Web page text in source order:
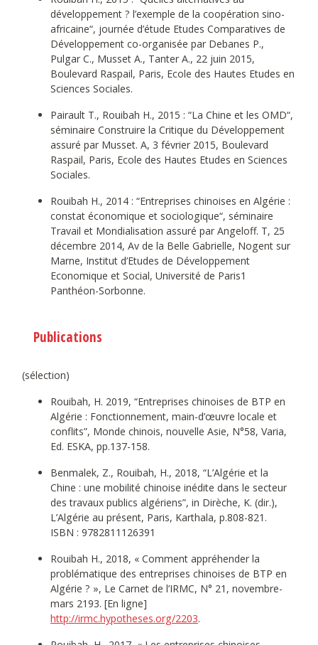
développement ? l’exemple de la coopération sino-
africaine“, journée d’étude Etudes Comparatives de
Développement co-organisée par Debanes P.,
Pulgar C., Musset A., Tanter A., 22 juin 2015,
Boulevard Raspail, Paris, Ecole des Hautes Etudes en
Sciences Sociales.
Pairault T., Rouibah H., 2015 : “La Chine et les OMD“,
séminaire Construire la Critique du Développement
assuré par Musset. A, 3 février 2015, Boulevard
Raspail, Paris, Ecole des Hautes Etudes en Sciences
Sociales.
Rouibah H., 2014 : “Entreprises chinoises en Algérie :
constat économique et sociologique“, séminaire
Travail et Mondialisation assuré par Angeloff. T, 25
décembre 2014, Av de la Belle Gabrielle, Nogent sur
Marne, Institut d’Etudes de Développement
Economique et Social, Université de Paris1
Panthéon-Sorbonne.
Publications
(sélection)
Rouibah, H. 2019, “Entreprises chinoises de BTP en
Algérie : Fonctionnement, main-d’œuvre locale et
conflits”, Monde chinois, nouvelle Asie, N°58, Varia,
Ed. ESKA, pp.137-158.
Benmalek, Z., Rouibah, H., 2018, “L’Algérie et la
Chine : une mobilité chinoise inédite dans le secteur
des travaux publics algériens”, in Dirèche, K. (dir.),
L’Algérie au présent, Paris, Karthala, p.808-821.
ISBN : 9782811126391
Rouibah H., 2018, « Comment appréhender la
problématique des entreprises chinoises de BTP en
Algérie ? », Le Carnet de l’IRMC, N° 21, novembre-
mars 2193. [En ligne]
http://irmc.hypotheses.org/2203.